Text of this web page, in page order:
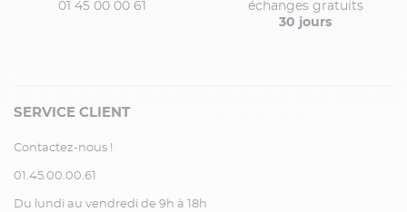
01 45 00 00 61
échanges gratuits
30 jours
SERVICE CLIENT
Contactez-nous !
01.45.00.00.61
Du lundi au vendredi de 9h à 18h